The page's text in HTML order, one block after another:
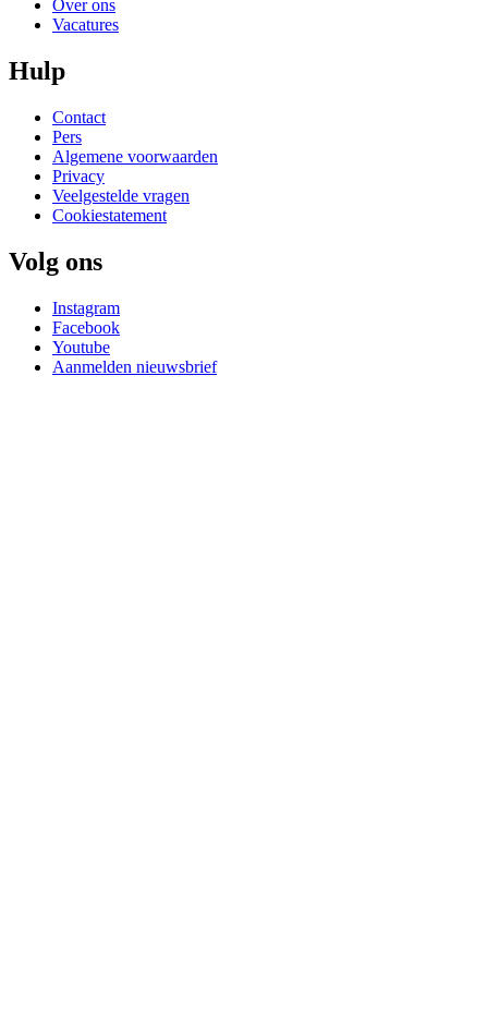
Over ons
Vacatures
Hulp
Contact
Pers
Algemene voorwaarden
Privacy
Veelgestelde vragen
Cookiestatement
Volg ons
Instagram
Facebook
Youtube
Aanmelden nieuwsbrief